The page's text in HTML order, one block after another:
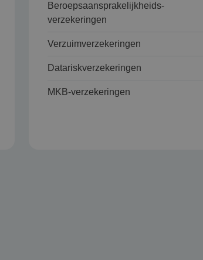
Beroepsaansprakelijk­heids­
verzekering­en
Verzuim­verzekering­en
Datarisk­verzekering­en
MKB-verzekeringen